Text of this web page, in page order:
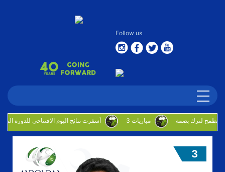
Follow us
أسفرت نتائج اليوم الافتتاحي للدوره الروضان
3